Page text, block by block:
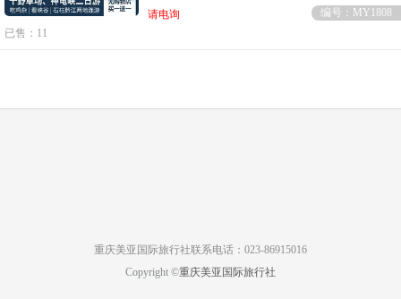
请电询
编号：MY1808
已售：11
重庆美亚国际旅行社联系电话：023-86915016
Copyright ©重庆美亚国际旅行社